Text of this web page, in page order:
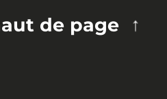
de page